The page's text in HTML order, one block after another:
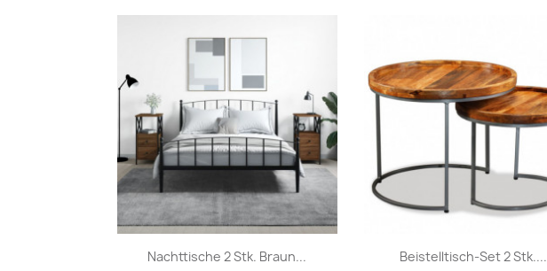
Nachttische 2 Stk. Braun...
Vorschau Beistelltisch-Set 2 Stk....
Vorschau